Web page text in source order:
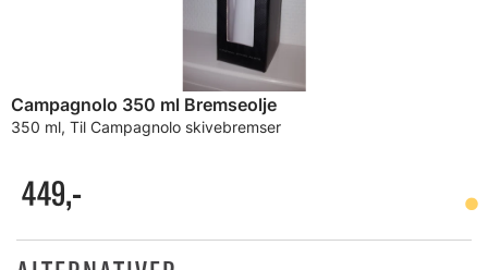
Campagnolo 350 ml Bremseolje
350 ml, Til Campagnolo skivebremser
449,-